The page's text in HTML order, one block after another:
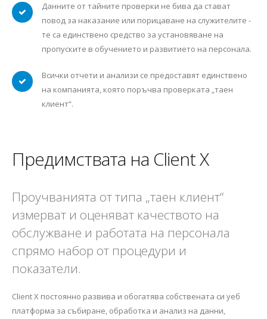
Данните от тайните проверки не бива да стават
повод за наказание или порицаване на служителите -
те са единствено средство за установяване на
пропуските в обучението и развитието на персонала.
Всички отчети и анализи се предоставят единствено
на компанията, която поръчва проверката „таен
клиент“.
Предимствата на Client X
Проучванията от типа „таен клиент“
измерват и оценяват качеството на
обслужване и работата на персонала
спрямо набор от процедури и
показатели.
Client X постоянно развива и обогатява собствената си уеб
платформа за събиране, обработка и анализ на данни,